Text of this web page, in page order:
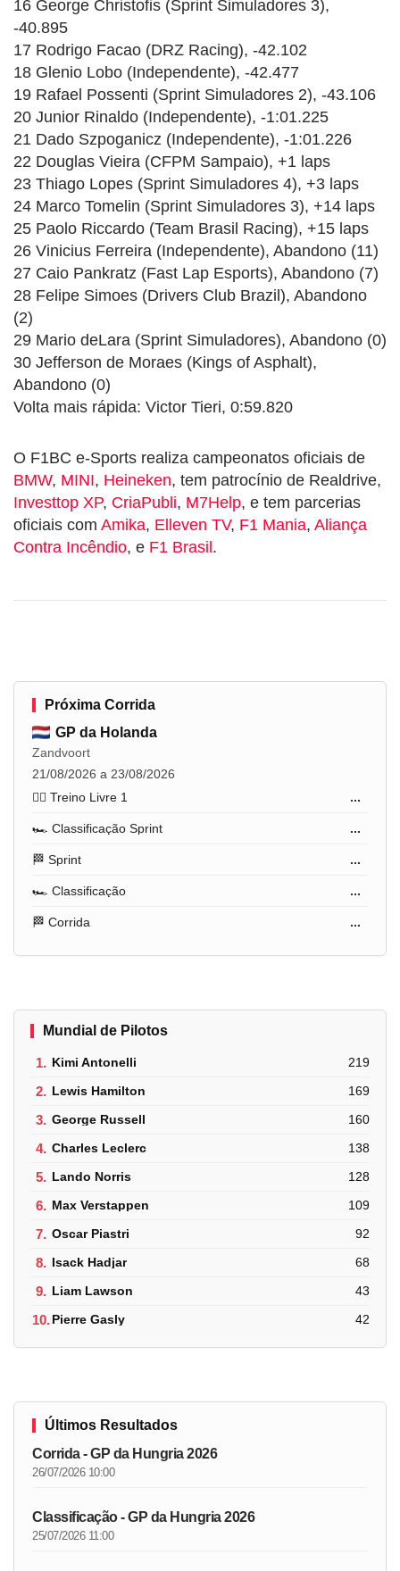
16 George Christofis (Sprint Simuladores 3),
-40.895
17 Rodrigo Facao (DRZ Racing), -42.102
18 Glenio Lobo (Independente), -42.477
19 Rafael Possenti (Sprint Simuladores 2), -43.106
20 Junior Rinaldo (Independente), -1:01.225
21 Dado Szpoganicz (Independente), -1:01.226
22 Douglas Vieira (CFPM Sampaio), +1 laps
23 Thiago Lopes (Sprint Simuladores 4), +3 laps
24 Marco Tomelin (Sprint Simuladores 3), +14 laps
25 Paolo Riccardo (Team Brasil Racing), +15 laps
26 Vinicius Ferreira (Independente), Abandono (11)
27 Caio Pankratz (Fast Lap Esports), Abandono (7)
28 Felipe Simoes (Drivers Club Brazil), Abandono
(2)
29 Mario deLara (Sprint Simuladores), Abandono (0)
30 Jefferson de Moraes (Kings of Asphalt),
Abandono (0)
Volta mais rápida: Victor Tieri, 0:59.820
O F1BC e-Sports realiza campeonatos oficiais de
BMW, MINI, Heineken, tem patrocínio de Realdrive,
Investtop XP, CriaPubli, M7Help, e tem parcerias
oficiais com Amika, Elleven TV, F1 Mania, Aliança
Contra Incêndio, e F1 Brasil.
Próxima Corrida
GP da Holanda
Zandvoort
21/08/2026 a 23/08/2026
🏋️‍♂️ Treino Livre 1
...
🏎️ Classificação Sprint ...
🏁 Sprint ...
🏎️ Classificação ...
🏁 Corrida ...
Mundial de Pilotos
1. Kimi Antonelli 219
2. Lewis Hamilton 169
3. George Russell 160
4. Charles Leclerc 138
5. Lando Norris 128
6. Max Verstappen 109
7. Oscar Piastri 92
8. Isack Hadjar 68
9. Liam Lawson 43
10.Pierre Gasly 42
Últimos Resultados
Corrida - GP da Hungria 2026
26/07/2026 10:00
Classificação - GP da Hungria 2026
25/07/2026 11:00